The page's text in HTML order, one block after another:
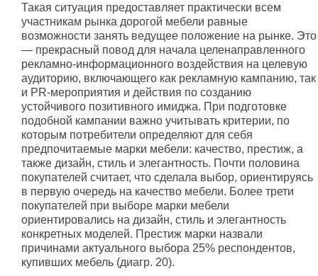
Такая ситуация предоставляет практически всем
участникам рынка дорогой мебели равные
возможности занять ведущее положение на рынке. Это
— прекрасный повод для начала целенаправленного
рекламно-информационного воздействия на целевую
аудиторию, включающего как рекламную кампанию, так
и PR-мероприятия и действия по созданию
устойчивого позитивного имиджа. При подготовке
подобной кампании важно учитывать критерии, по
которым потребители определяют для себя
предпочитаемые марки мебели: качество, престиж, а
также дизайн, стиль и элегантность. Почти половина
покупателей считает, что сделала выбор, ориентируясь
в первую очередь на качество мебели. Более трети
покупателей при выборе марки мебели
ориентировались на дизайн, стиль и элегантность
конкретных моделей. Престиж марки назвали
причинами актуального выбора 25% респондентов,
купивших мебель (диагр. 20).